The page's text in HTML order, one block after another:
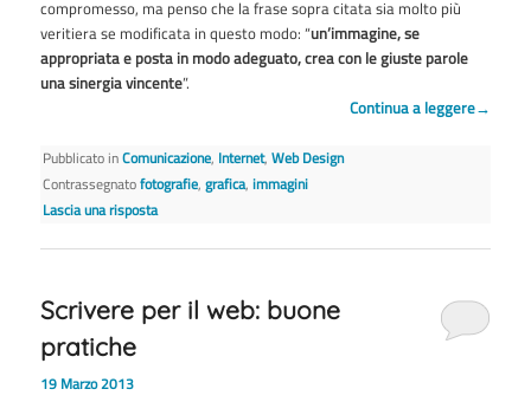
compromesso, ma penso che la frase sopra citata sia molto più
veritiera se modificata in questo modo: “un’immagine, se
appropriata e posta in modo adeguato, crea con le giuste parole
una sinergia vincente”.
Continua a leggere→
Pubblicato inComunicazione, Internet,Web Design
Contrassegnatofotografie,grafica,immagini
Lascia una risposta
Scrivere per il web: buone
pratiche
19 Marzo 2013